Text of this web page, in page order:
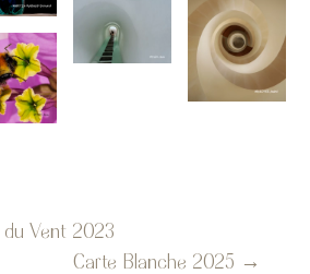
du Vent 2023
Carte Blanche 2025 →